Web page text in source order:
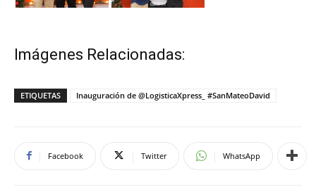
Imágenes Relacionadas:
ETIQUETAS Inauguración de @LogisticaXpress_ #SanMateoDavid
Facebook Twitter WhatsApp